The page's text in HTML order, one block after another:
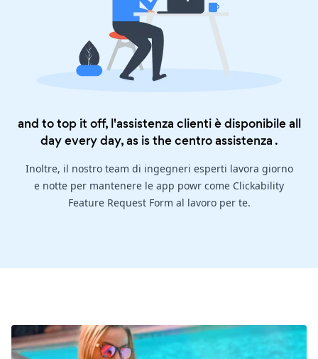
and to top it off, l'assistenza clienti è disponibile all
day every day, as is thecentro assistenza .
Inoltre, il nostro team di ingegneri esperti lavora giorno
e notte per mantenere le app powr come Clickability
Feature Request Form al lavoro per te.